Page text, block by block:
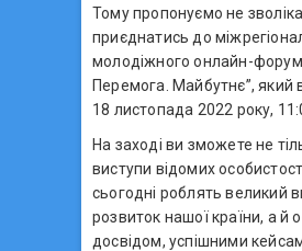
Тому пропонуємо не
приєднатись до
молодіжного онлайн-
Перемога. Майбутнє”, який
18 листопада 2022 року,
На заході ви зможете не
виступи відомих
сьогодні роблять великий
розвиток нашої країни, а й
досвідом, успішними